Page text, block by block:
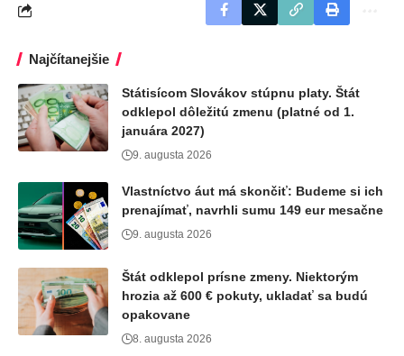
Najčítanejšie
Státisícom Slovákov stúpnu platy. Štát
odklepol dôležitú zmenu (platné od 1.
januára 2027)
9. augusta 2026
Vlastníctvo áut má skončiť: Budeme si ich
prenajímať, navrhli sumu 149 eur mesačne
9. augusta 2026
Štát odklepol prísne zmeny. Niektorým
hrozia až 600 € pokuty, ukladať sa budú
opakovane
8. augusta 2026